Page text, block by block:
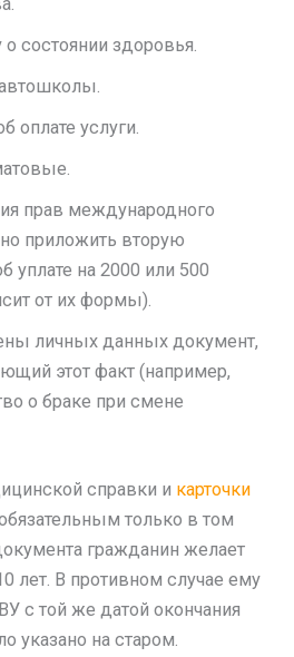
состоянии здоровья.
оплате услуги.
прав международного
приложить вторую
уплате на 2000 или 500
от их формы).
личных данных документ,
этот факт (например,
о браке при смене
справки и карточки
только в том
гражданин желает
лет. В противном случае ему
с той же датой окончания
указано на старом.